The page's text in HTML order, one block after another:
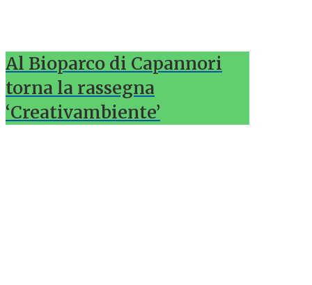
Al Bioparco di Capannori
torna la rassegna
‘Creativambiente’